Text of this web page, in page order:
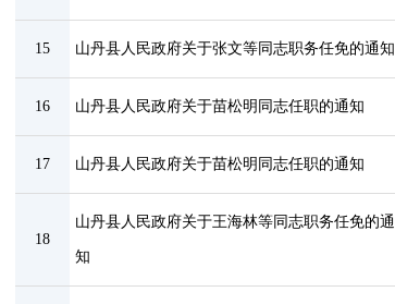
15 山丹县人民政府关于张文等同志职务任免的通知
16 山丹县人民政府关于苗松明同志任职的通知
17 山丹县人民政府关于苗松明同志任职的通知
18
山丹县人民政府关于王海林等同志职务任免的通
知